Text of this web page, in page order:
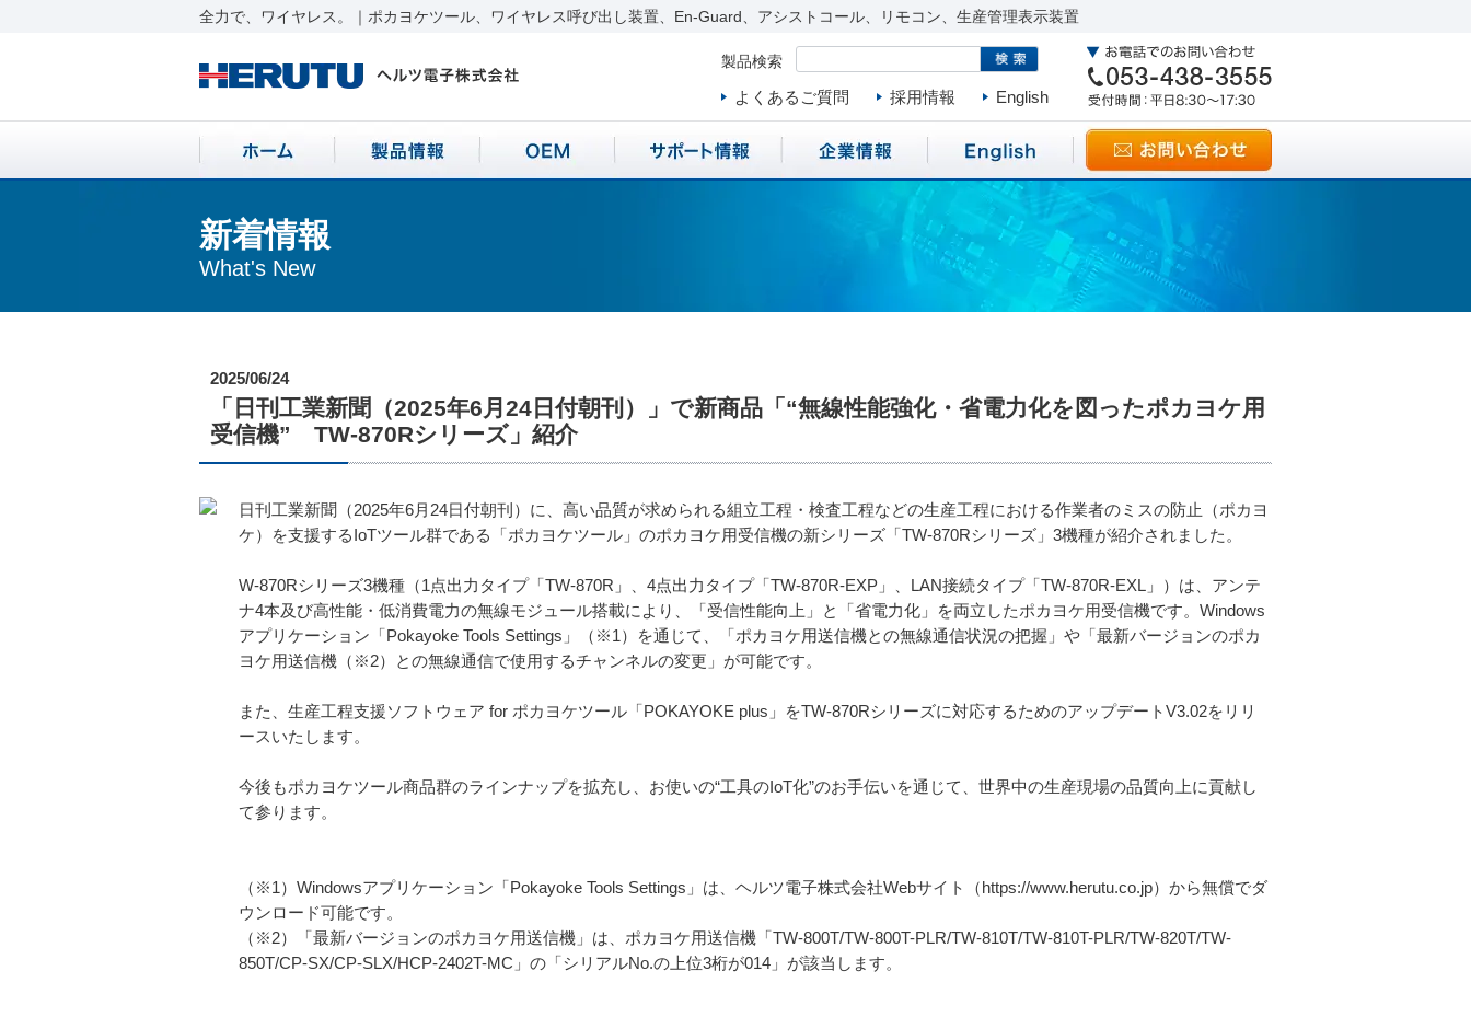
全力で、ワイヤレス。｜ポカヨケツール、ワイヤレス呼び出し装置、En-Guard、アシストコール、リモコン、生産管理表示装置
製品検索
よくあるご質問 採用情報 English
新着情報
What's New
2025/06/24
「日刊工業新聞（2025年6月24日付朝刊）」で新商品「“無線性能強化・省電力化を図ったポカヨケ用
受信機” TW-870Rシリーズ」紹介
日刊工業新聞（2025年6月24日付朝刊）に、高い品質が求められる組立工程・検査工程などの生産工程における作業者のミスの防止（ポカヨ
ケ）を支援するIoTツール群である「ポカヨケツール」のポカヨケ用受信機の新シリーズ「TW-870Rシリーズ」3機種が紹介されました。
W-870Rシリーズ3機種（1点出力タイプ「TW-870R」、4点出力タイプ「TW-870R-EXP」、LAN接続タイプ「TW-870R-EXL」）は、アンテ
ナ4本及び高性能・低消費電力の無線モジュール搭載により、「受信性能向上」と「省電力化」を両立したポカヨケ用受信機です。Windows
アプリケーション「Pokayoke Tools Settings」（※1）を通じて、「ポカヨケ用送信機との無線通信状況の把握」や「最新バージョンのポカ
ヨケ用送信機（※2）との無線通信で使用するチャンネルの変更」が可能です。
また、生産工程支援ソフトウェア for ポカヨケツール「POKAYOKE plus」をTW-870Rシリーズに対応するためのアップデートV3.02をリリ
ースいたします。
今後もポカヨケツール商品群のラインナップを拡充し、お使いの“工具のIoT化”のお手伝いを通じて、世界中の生産現場の品質向上に貢献し
て参ります。
（※1）Windowsアプリケーション「Pokayoke Tools Settings」は、ヘルツ電子株式会社Webサイト（https://www.herutu.co.jp）から無償でダ
ウンロード可能です。
（※2）「最新バージョンのポカヨケ用送信機」は、ポカヨケ用送信機「TW-800T/TW-800T-PLR/TW-810T/TW-810T-PLR/TW-820T/TW-
850T/CP-SX/CP-SLX/HCP-2402T-MC」の「シリアルNo.の上位3桁が014」が該当します。